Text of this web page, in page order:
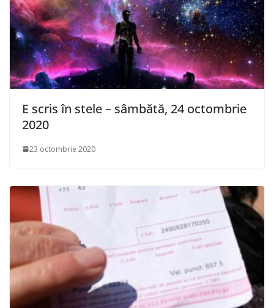
E scris în stele – sâmbătă, 24 octombrie
2020
23 octombrie 2020